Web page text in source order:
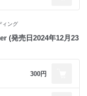
ィング
(発売日2024年12月23
300円